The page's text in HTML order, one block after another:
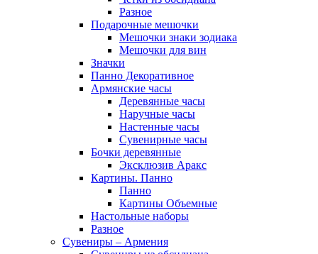
Разное
Подарочные мешочки
Мешочки знаки зодиака
Мешочки для вин
Значки
Панно Декоративное
Армянские часы
Деревянные часы
Наручные часы
Настенные часы
Сувенирные часы
Бочки деревянные
Эксклюзив Аракс
Картины. Панно
Панно
Картины Объемные
Настольные наборы
Разное
Сувениры – Армения